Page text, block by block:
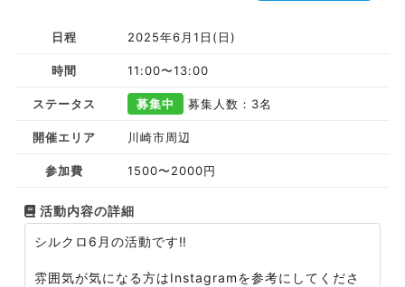
日程 2025年6月1日(日)
時間 11:00〜13:00
ステータス 募集中 募集人数：3名
開催エリア 川崎市周辺
参加費 1500〜2000円
活動内容の詳細
シルクロ6月の活動です‼️
雰囲気が気になる方はInstagramを参考にしてくださ